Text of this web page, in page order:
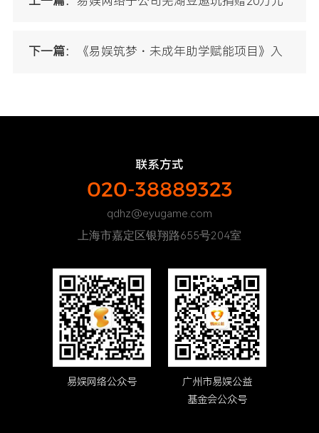
下一篇： 《易娱筑梦・未成年助学赋能项目》入
联系方式
020-38889323
qdhz@eyugame.com
上海市嘉定区银翔路655号204室
易娱网络公众号
广州市易娱公益
基金会公众号